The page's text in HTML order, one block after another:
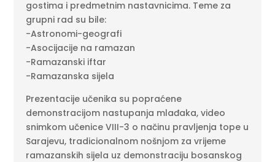
gostima i predmetnim nastavnicima. Teme za
grupni rad su bile:
-Astronomi-geografi
-Asocijacije na ramazan
-Ramazanski iftar
-Ramazanska sijela
Prezentacije učenika su popraćene
demonstracijom nastupanja mlađaka, video
snimkom učenice VIII-3 o načinu pravljenja tope u
Sarajevu, tradicionalnom nošnjom za vrijeme
ramazanskih sijela uz demonstraciju bosanskog